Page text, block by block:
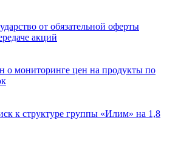
от обязательной оферты
акций
о мониторинге цен на продукты по
к структуре группы «Илим» на 1,8